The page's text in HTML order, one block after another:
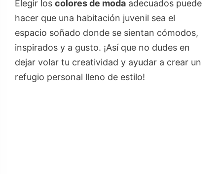
Elegir los colores de moda adecuados puede
hacer que una habitación juvenil sea el
espacio soñado donde se sientan cómodos,
inspirados y a gusto. ¡Así que no dudes en
dejar volar tu creatividad y ayudar a crear un
refugio personal lleno de estilo!